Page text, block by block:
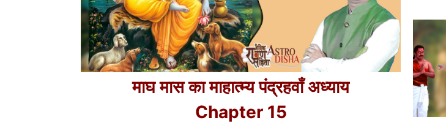
माघ मास का माहात्म्य पंद्रहवाँ अध्याय
Chapter 15